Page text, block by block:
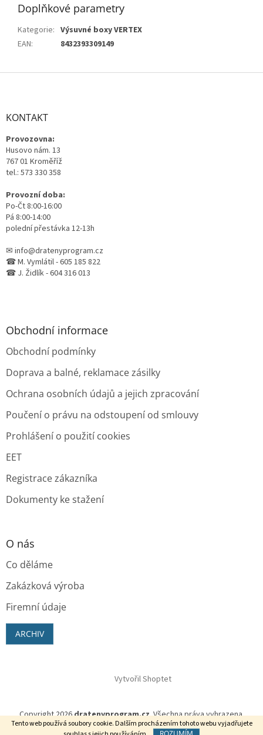
Tento web používá soubory cookie. Dalším procházením tohoto webu vyjadřujete
Doplňkové parametry
Kategorie: Výsuvné boxy VERTEX
EAN: 8432393309149
Z
KONTAKT
Provozovna:
Husovo nám. 13
767 01 Kroměříž
tel.: 573 330 358
Provozní doba:
Po-Čt 8:00-16:00
Pá 8:00-14:00
polední přestávka 12-13h
✉ info@dratenyprogram.cz
☎ M. Vymlátil - 605 185 822
☎ J. Židlík - 604 316 013
Obchodní informace
Obchodní podmínky
Doprava a balné, reklamace zásilky
Ochrana osobních údajů a jejich zpracování
Poučení o právu na odstoupení od smlouvy
Prohlášení o použití cookies
EET
Registrace zákazníka
Dokumenty ke stažení
O nás
Co děláme
Zakázková výroba
Firemní údaje
ARCHIV
Vytvořil Shoptet
Copyright 2026dratenyprogram.cz. Všechna práva vyhrazena.